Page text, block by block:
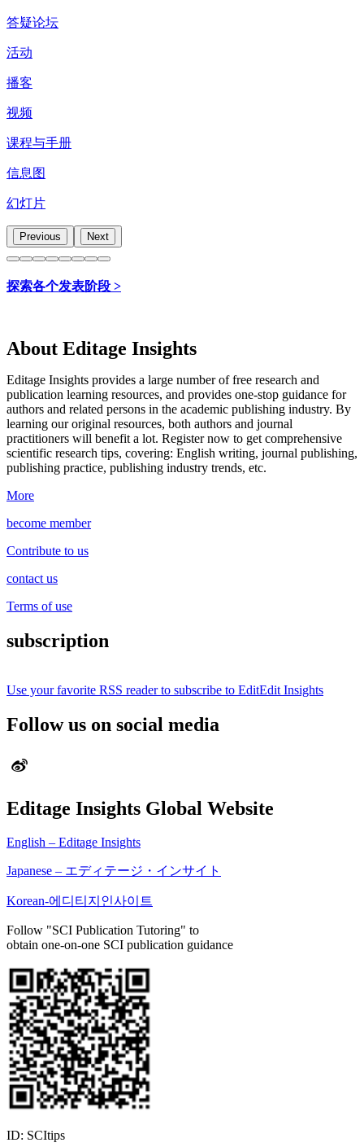
答疑论坛
活动
播客
视频
课程与手册
信息图
幻灯片
Previous Next
探索各个发表阶段 >
About Editage Insights
Editage Insights provides a large number of free research and
publication learning resources, and provides one-stop guidance for
authors and related persons in the academic publishing industry. By
learning our original resources, both authors and journal
practitioners will benefit a lot. Register now to get comprehensive
scientific research tips, covering: English writing, journal publishing,
publishing practice, publishing industry trends, etc.
More
become member
Contribute to us
contact us
Terms of use
subscription
Use your favorite RSS reader to subscribe to EditEdit Insights
Follow us on social media
Editage Insights Global Website
English – Editage Insights
Japanese – エディテージ・インサイト
Korean-에디티지인사이트
Follow "SCI Publication Tutoring" to
obtain one-on-one SCI publication guidance
ID: SCItips